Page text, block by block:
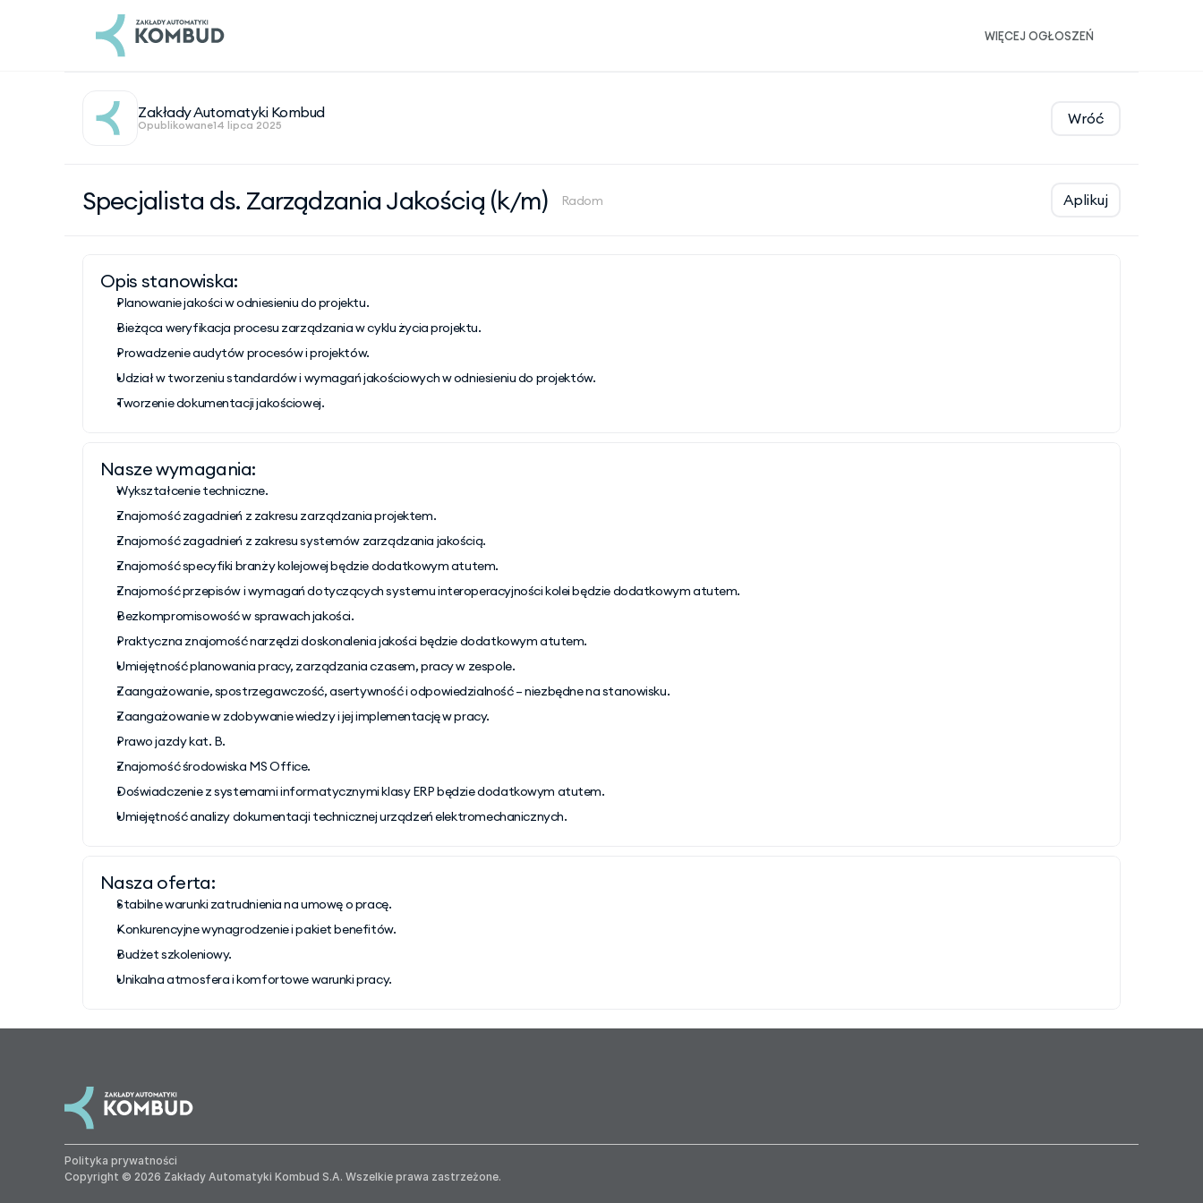
WIĘCEJ OGŁOSZEŃ
Zakłady Automatyki Kombud
Opublikowane14 lipca 2025 Wróć
Specjalista ds. Zarządzania Jakością (k/m) Radom Aplikuj
Opis stanowiska:
Planowanie jakości w odniesieniu do projektu.
Bieżąca weryfikacja procesu zarządzania w cyklu życia projektu.
Prowadzenie audytów procesów i projektów.
Udział w tworzeniu standardów i wymagań jakościowych w odniesieniu do projektów.
Tworzenie dokumentacji jakościowej.
Nasze wymagania:
Wykształcenie techniczne.
Znajomość zagadnień z zakresu zarządzania projektem.
Znajomość zagadnień z zakresu systemów zarządzania jakością.
Znajomość specyfiki branży kolejowej będzie dodatkowym atutem.
Znajomość przepisów i wymagań dotyczących systemu interoperacyjności kolei będzie dodatkowym atutem.
Bezkompromisowość w sprawach jakości.
Praktyczna znajomość narzędzi doskonalenia jakości będzie dodatkowym atutem.
Umiejętność planowania pracy, zarządzania czasem, pracy w zespole.
Zaangażowanie, spostrzegawczość, asertywność i odpowiedzialność – niezbędne na stanowisku.
Zaangażowanie w zdobywanie wiedzy i jej implementację w pracy.
Prawo jazdy kat. B.
Znajomość środowiska MS Office.
Doświadczenie z systemami informatycznymi klasy ERP będzie dodatkowym atutem.
Umiejętność analizy dokumentacji technicznej urządzeń elektromechanicznych.
Nasza oferta:
Stabilne warunki zatrudnienia na umowę o pracę.
Konkurencyjne wynagrodzenie i pakiet benefitów.
Budżet szkoleniowy.
Unikalna atmosfera i komfortowe warunki pracy.
Polityka prywatności
Copyright © 2026 Zakłady Automatyki Kombud S.A. Wszelkie prawa zastrzeżone.